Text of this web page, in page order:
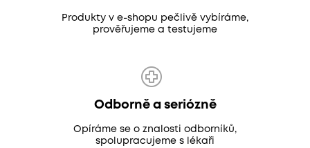
Produkty v e-shopu pečlivě vybíráme,
prověřujeme a testujeme
Odborně a seriózně
Opíráme se o znalosti odborníků,
spolupracujeme s lékaři